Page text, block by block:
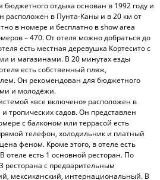
бюджетного отдыха основан в 1992 году и
расположен в Пунта-Каны и в 20 км от
в номере и бесплатно в show area
– 470. От отеля можно добраться до
есть местная деревушка Кортесито с
и магазинами. В 20 минутах езды
есть собственный пляж,
Он рекомендован для бюджетного
и молодёжи.
«все включено» расположен в
тропических садов. Он представлен
с балконом или террасой есть
телефон, холодильник и платный
феном. Кроме этого, в отеле есть
отеле есть 1 основной ресторан. По
ресторана с предварительным
мексиканский, интернациональный. В